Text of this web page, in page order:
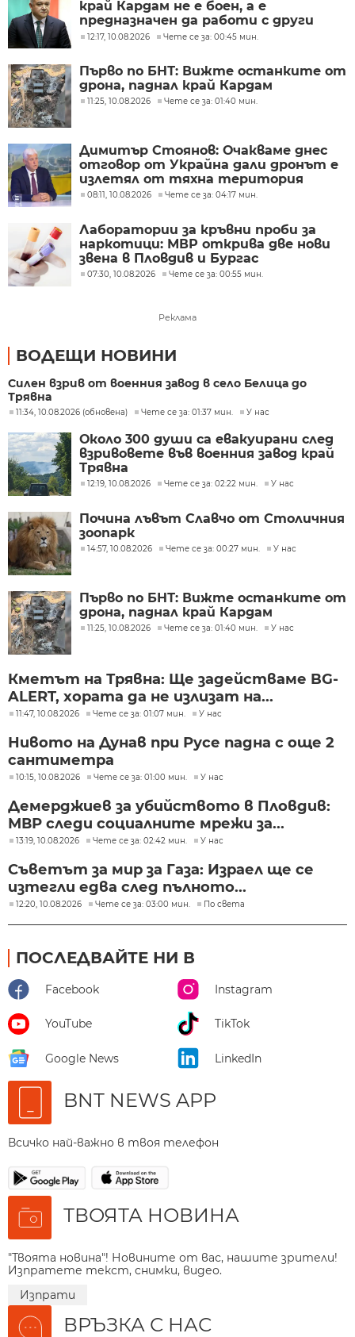
край Кардам не е боен, а е
предназначен да работи с други
дронове
12:17, 10.08.2026 Чете се за: 00:45 мин.
Първо по БНТ: Вижте останките от
дрона, паднал край Кардам
11:25, 10.08.2026 Чете се за: 01:40 мин.
Димитър Стоянов: Очакваме днес
отговор от Украйна дали дронът е
излетял от тяхна територия
08:11, 10.08.2026 Чете се за: 04:17 мин.
Лаборатории за кръвни проби за
наркотици: МВР открива две нови
звена в Пловдив и Бургас
07:30, 10.08.2026 Чете се за: 00:55 мин.
Реклама
ВОДЕЩИ НОВИНИ
Силен взрив от военния завод в село Белица до
Трявна
11:34, 10.08.2026 (обновена) Чете се за: 01:37 мин. У нас
Около 300 души са евакуирани след
взривовете във военния завод край
Трявна
12:19, 10.08.2026 Чете се за: 02:22 мин. У нас
Почина лъвът Славчо от Столичния
зоопарк
14:57, 10.08.2026 Чете се за: 00:27 мин. У нас
Първо по БНТ: Вижте останките от
дрона, паднал край Кардам
11:25, 10.08.2026 Чете се за: 01:40 мин. У нас
Кметът на Трявна: Ще задействаме BG-
ALERT, хората да не излизат на...
11:47, 10.08.2026 Чете се за: 01:07 мин. У нас
Нивото на Дунав при Русе падна с още 2
сантиметра
10:15, 10.08.2026 Чете се за: 01:00 мин. У нас
Демерджиев за убийството в Пловдив:
МВР следи социалните мрежи за...
13:19, 10.08.2026 Чете се за: 02:42 мин. У нас
Съветът за мир за Газа: Израел ще се
изтегли едва след пълното...
12:20, 10.08.2026 Чете се за: 03:00 мин. По света
ПОСЛЕДВАЙТЕ НИ В
Facebook Instagram
YouTube TikTok
Google News LinkedIn
BNT NEWS APP
Всичко най-важно в твоя телефон
ТВОЯТА НОВИНА
"Твоята новина"! Новините от вас, нашите зрители!
Изпратете текст, снимки, видео.
Изпрати
ВРЪЗКА С НАС